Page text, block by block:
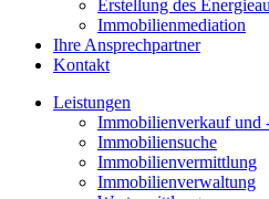
Erstellung des
Immobilienmediation
Ihre Ansprechpartner
Kontakt
Leistungen
Immobilienverkauf und
Immobiliensuche
Immobilienvermittlung
Immobilienverwaltung